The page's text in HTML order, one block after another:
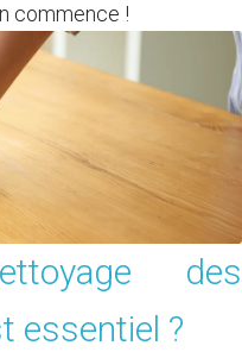
commence !
des
essentiel ?